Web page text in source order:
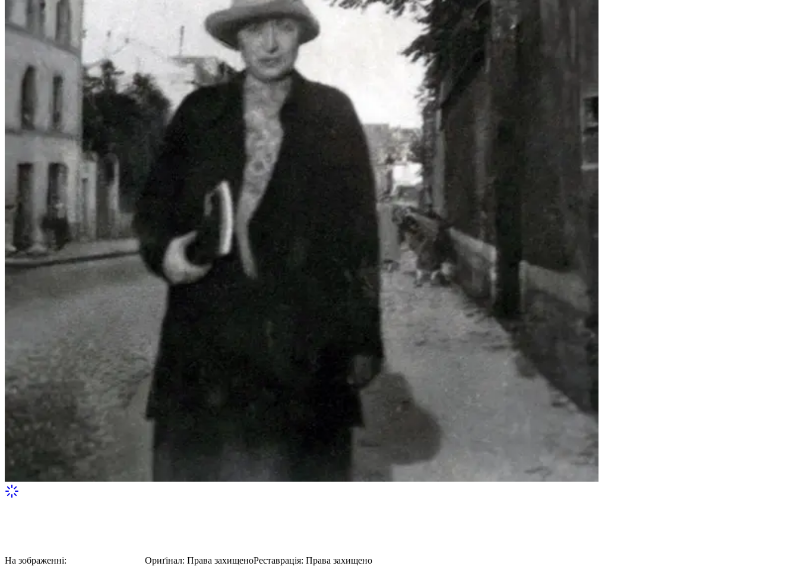
На зображенні: Ориґінал: Права захищеноРеставрація: Права захищено